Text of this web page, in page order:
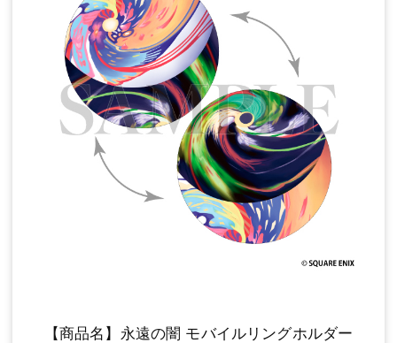
【商品名】永遠の闇 モバイルリングホルダー